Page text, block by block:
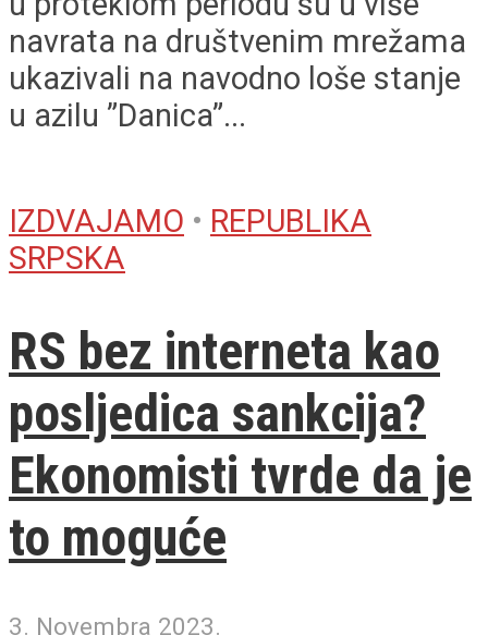
navrata na društvenim mrežama
ukazivali na navodno loše stanje
u azilu ”Danica”...
IZDVAJAMO • REPUBLIKA
SRPSKA
RS bez interneta kao
posljedica sankcija?
Ekonomisti tvrde da je
to moguće
3. Novembra 2023.